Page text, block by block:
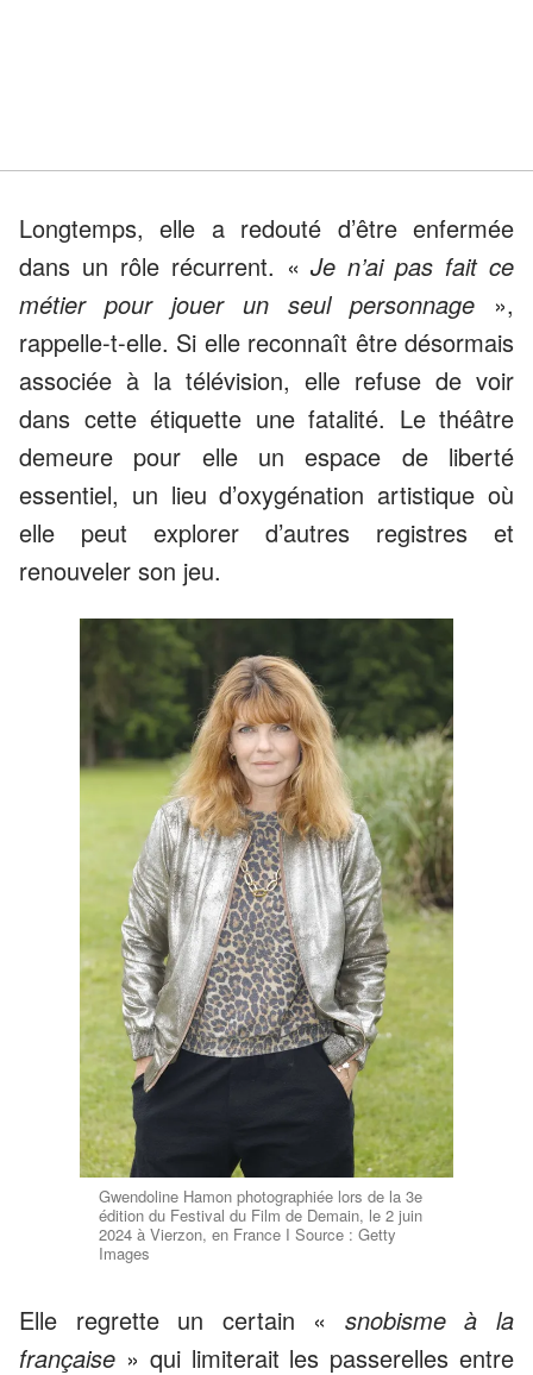
Longtemps, elle a redouté d’être enfermée
dans un rôle récurrent. «Je n’ai pas fait ce
métier pour jouer un seul personnage »,
rappelle-t-elle. Si elle reconnaît être désormais
associée à la télévision, elle refuse de voir
dans cette étiquette une fatalité. Le théâtre
demeure pour elle un espace de liberté
essentiel, un lieu d’oxygénation artistique où
elle peut explorer d’autres registres et
renouveler son jeu.
Gwendoline Hamon photographiée lors de la 3e
édition du Festival du Film de Demain, le 2 juin
2024 à Vierzon, en France I Source : Getty
Images
Elle regrette un certain « snobisme à la
française » qui limiterait les passerelles entre